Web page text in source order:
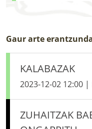
Gaur arte
KALABAZAK
2023-12-02 12:00 |
ZUHAITZAK